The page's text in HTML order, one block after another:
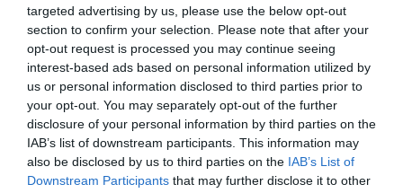
targeted advertising by us, please use the below opt-out
section to confirm your selection. Please note that after your
opt-out request is processed you may continue seeing
interest-based ads based on personal information utilized by
us or personal information disclosed to third parties prior to
your opt-out. You may separately opt-out of the further
disclosure of your personal information by third parties on the
IAB’s list of downstream participants. This information may
also be disclosed by us to third parties on the IAB’s List of
Downstream Participants that may further disclose it to other
Relaterad
2025 blir bästa löneåret på länge
1 år sedan 617
Chatta med karriärcoachen: Så vet du när
du ska byta jobb
1 år sedan 619